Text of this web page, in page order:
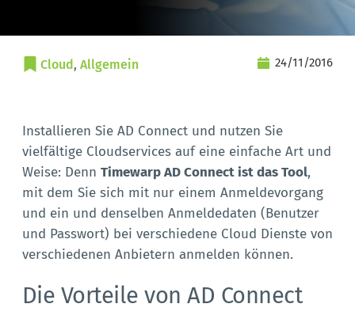
Cloud, Allgemein 24/11/2016
Installieren Sie AD Connect und nutzen Sie
vielfältige Cloudservices auf eine einfache Art und
Weise: Denn Timewarp AD Connect ist das Tool,
mit dem Sie sich mit nur einem Anmeldevorgang
und ein und denselben Anmeldedaten (Benutzer
und Passwort) bei verschiedene Cloud Dienste von
verschiedenen Anbietern anmelden können.
Die Vorteile von AD Connect